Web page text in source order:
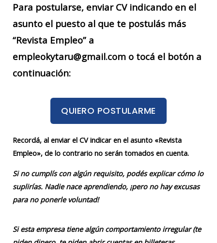
Para postularse, enviar CV indicando en el
asunto el puesto al que te postulás más
“Revista Empleo” a
empleokytaru@gmail.com o tocá el botón a
continuación:
QUIERO POSTULARME
Recordá, al enviar el CV indicar en el asunto «Revista
Empleo», de lo contrario no serán tomados en cuenta.
Si no cumplís con algún requisito, podés explicar cómo lo
suplirías. Nadie nace aprendiendo, ¡pero no hay excusas
para no ponerle voluntad!
Si esta empresa tiene algún comportamiento irregular (te